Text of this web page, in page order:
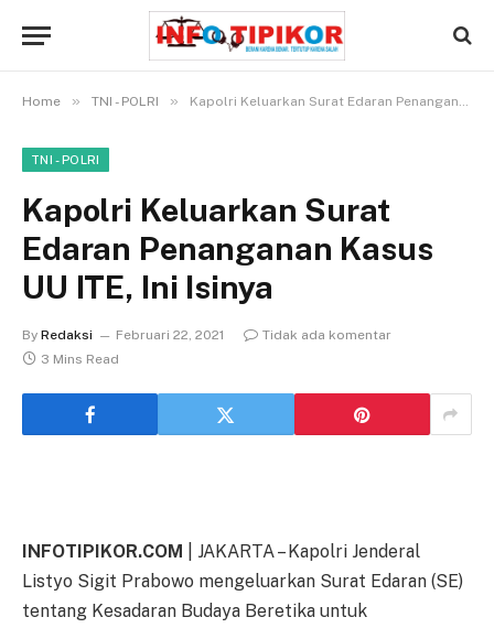
Home » TNI - POLRI » Kapolri Keluarkan Surat Edaran Penanganan Kasus UU ITE, Ini Isinya
TNI - POLRI
Kapolri Keluarkan Surat
Edaran Penanganan Kasus
UU ITE, Ini Isinya
By Redaksi Februari 22, 2021
Tidak ada komentar
3 Mins Read
INFOTIPIKOR.COM
| JAKARTA – Kapolri Jenderal
Listyo Sigit Prabowo mengeluarkan Surat Edaran (SE)
tentang Kesadaran Budaya Beretika untuk